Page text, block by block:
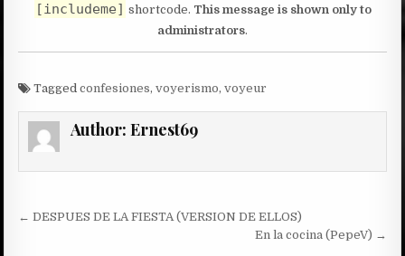
[includeme] shortcode. This message is shown only to
administrators.
Taggedconfesiones,voyerismo,voyeur
Author: Ernest69
Post
← DESPUES DE LA FIESTA (VERSION DE ELLOS)
En la cocina (PepeV) →